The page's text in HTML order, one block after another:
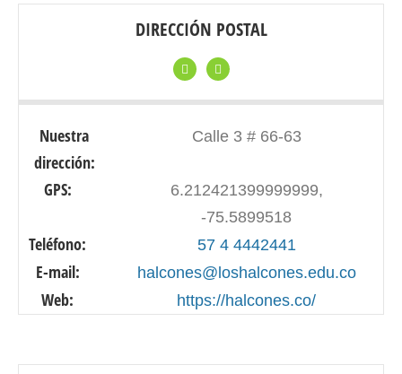
DIRECCIÓN POSTAL
Nuestra
dirección:
Calle 3 # 66-63
GPS:
6.212421399999999,
-75.5899518
Teléfono: 57 4 4442441
E-mail: halcones@loshalcones.edu.co
Web: https://halcones.co/